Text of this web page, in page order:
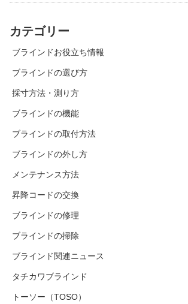
カテゴリー
ブラインドお役立ち情報
ブラインドの選び方
採寸方法・測り方
ブラインドの機能
ブラインドの取付方法
ブラインドの外し方
メンテナンス方法
昇降コードの交換
ブラインドの修理
ブラインドの掃除
ブラインド関連ニュース
タチカワブラインド
トーソー（TOSO）